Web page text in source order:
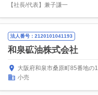
【社長/代表】兼子謙一
法人番号：2120101041193
和泉砿油株式会社
大阪府和泉市桑原町85番地の1
小売